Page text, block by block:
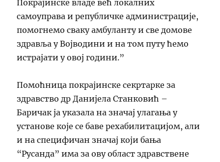
Покрајинске владе већ локалних
самоуправа и републичке администрације,
помогнемо сваку амбуланту и све домове
здравља у Војводини и на том путу ћемо
истрајати у овој години.”
Помоћница покрајинске секртарке за
здравство др Данијела Станковић –
Баричак ја указала на значај улагања у
установе које се баве рехабилитацијом, али
и на специфичан значај који бања
“Русанда” има за ову област здравствене